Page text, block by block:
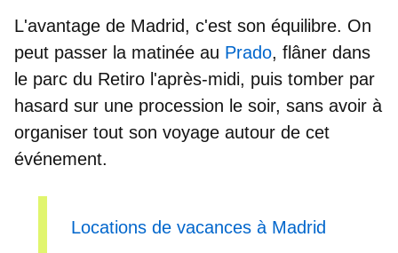
L'avantage de Madrid, c'est son équilibre. On
peut passer la matinée au Prado, flâner dans
le parc du Retiro l'après-midi, puis tomber par
hasard sur une procession le soir, sans avoir à
organiser tout son voyage autour de cet
événement.
Locations de vacances à Madrid